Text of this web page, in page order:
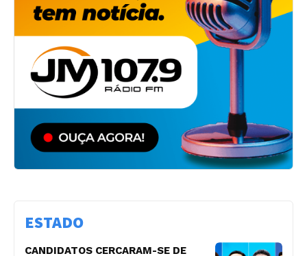
ESTADO
CANDIDATOS CERCARAM-SE DE